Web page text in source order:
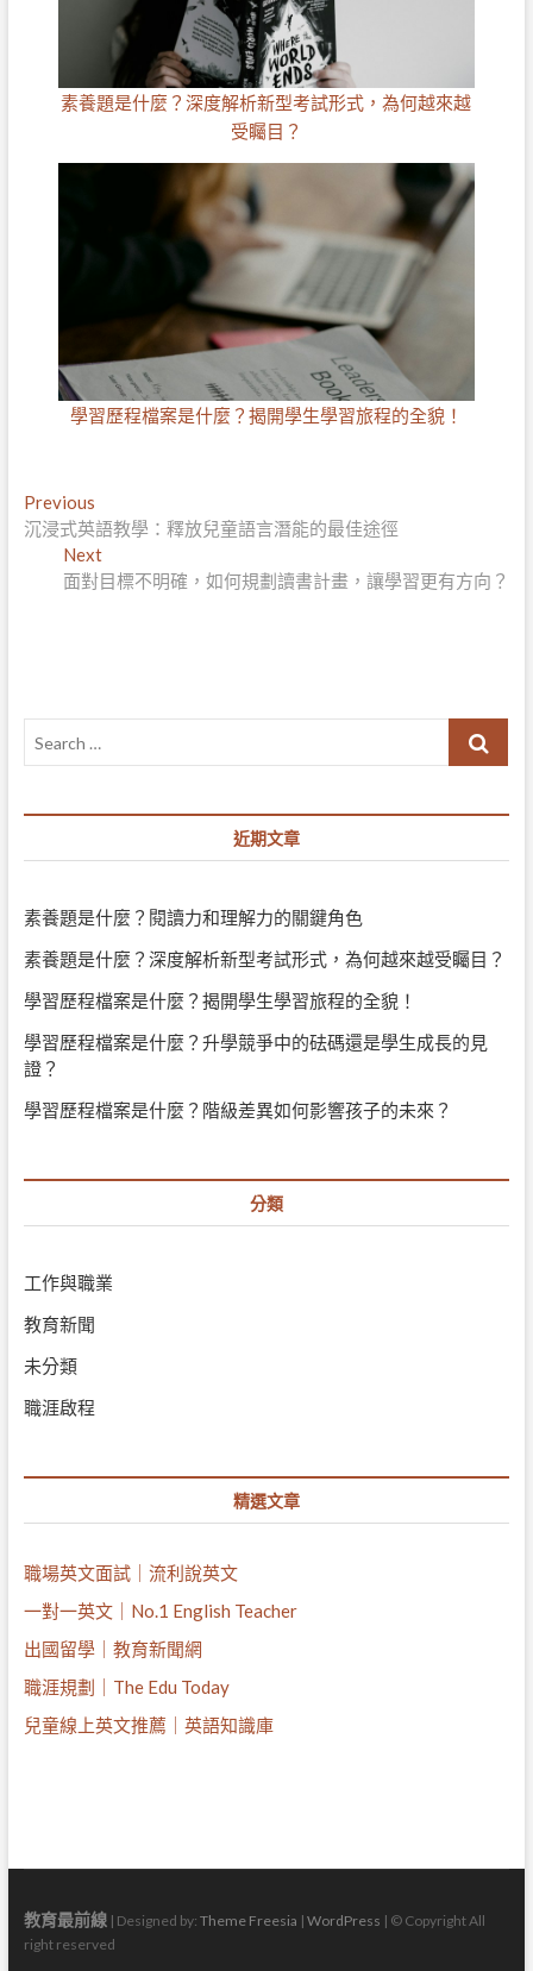
素養題是什麼？深度解析新型考試形式，為何越來越
受矚目？
學習歷程檔案是什麼？揭開學生學習旅程的全貌！
文
章
PreviousPrevious
post:
沉浸式英語教學：釋放兒童語言潛能的最佳途徑
NextNext
post:
面對目標不明確，如何規劃讀書計畫，讓學習更有方向？
Search
近期文章
素養題是什麼？閱讀力和理解力的關鍵角色
素養題是什麼？深度解析新型考試形式，為何越來越受矚目？
學習歷程檔案是什麼？揭開學生學習旅程的全貌！
學習歷程檔案是什麼？升學競爭中的砝碼還是學生成長的見
證？
學習歷程檔案是什麼？階級差異如何影響孩子的未來？
分類
工作與職業
教育新聞
未分類
職涯啟程
精選文章
職場英文面試｜流利說英文
一對一英文｜No.1 English Teacher
出國留學｜教育新聞網
職涯規劃｜The Edu Today
兒童線上英文推薦｜英語知識庫
教育最前線| Designed by: Theme Freesia | WordPress | © Copyright All
right reserved